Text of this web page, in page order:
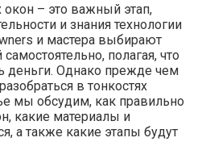
– это важный этап,
и знания технологии
и мастера выбирают
полагая, что
деньги. Однако прежде чем
в тонкостях
мы обсудим, как правильно
какие материалы и
а также какие этапы будут